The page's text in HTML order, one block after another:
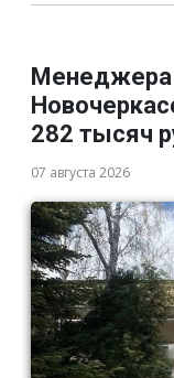
Менеджера
282 тысяч
07 августа 2026